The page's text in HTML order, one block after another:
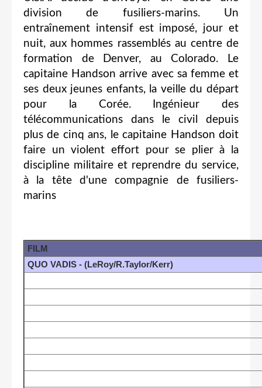
division de fusiliers-marins. Un
entraînement intensif est imposé, jour et
nuit, aux hommes rassemblés au centre de
formation de Denver, au Colorado. Le
capitaine Handson arrive avec sa femme et
ses deux jeunes enfants, la veille du départ
pour la Corée. Ingénieur des
télécommunications dans le civil depuis
plus de cinq ans, le capitaine Handson doit
faire un violent effort pour se plier à la
discipline militaire et reprendre du service,
à la tête d'une compagnie de fusiliers-
marins
FILM
QUO VADIS - (LeRoy/R.Taylor/Kerr)